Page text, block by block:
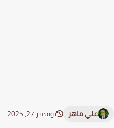
علي ماهر نوفمبر 27, 2025